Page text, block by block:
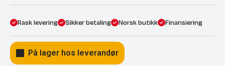
Rask levering Sikker betaling Norsk butikk Finansiering
På lager hos leverandør